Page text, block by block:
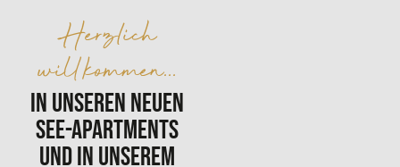
Herzlich
willkommen...
in unseren neuen
See-Apartments
und in unserem